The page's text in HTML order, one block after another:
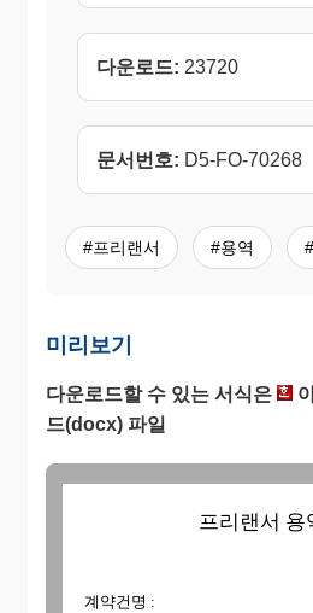
다운로드: 23720
문서번호: D5-FO-70268
#프리랜서 #용역
미리보기
다운로드할 수 있는 서식은
드(docx) 파일
프리랜서 용
계약건명 :